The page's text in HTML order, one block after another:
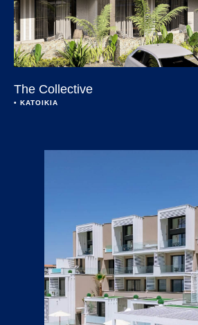
The Collective
• KΑΤΟΙΚΙΑ
Open link